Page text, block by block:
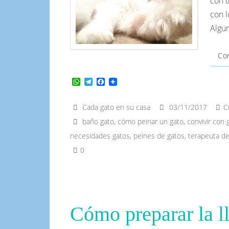
con
W
A
p
e
r
a
m
e
o
k
Cada gato en su casa 03/11/2017
baño gato, cómo peinar un gato, convivir con
necesidades gatos, peines de gatos, terapeuta
0
Cómo preparar la